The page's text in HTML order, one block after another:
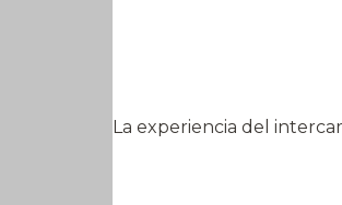
La experiencia del